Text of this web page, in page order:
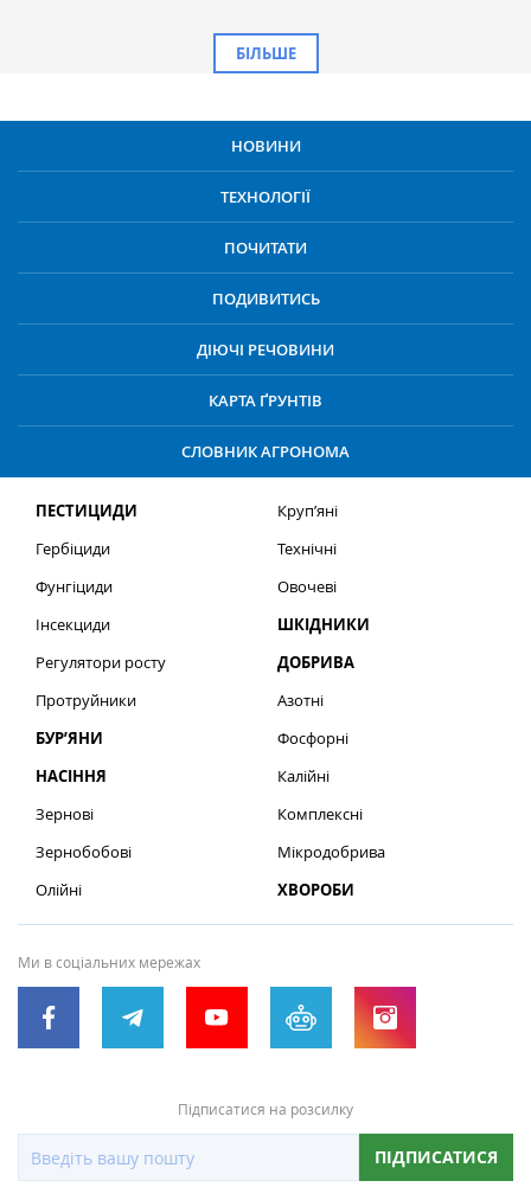
БІЛЬШЕ
НОВИНИ
ТЕХНОЛОГІЇ
ПОЧИТАТИ
ПОДИВИТИСЬ
ДІЮЧІ РЕЧОВИНИ
КАРТА ҐРУНТІВ
СЛОВНИК АГРОНОМА
ПЕСТИЦИДИ
Гербіциди
Фунгіциди
Інсекциди
Регулятори росту
Протруйники
БУР’ЯНИ
НАСІННЯ
Зернові
Зернобобові
Олійні
Круп’яні
Технічні
Овочеві
ШКІДНИКИ
ДОБРИВА
Азотні
Фосфорні
Калійні
Комплексні
Мікродобрива
ХВОРОБИ
Ми в соціальних мережах
Підписатися на розсилку
ПІДПИСАТИСЯ